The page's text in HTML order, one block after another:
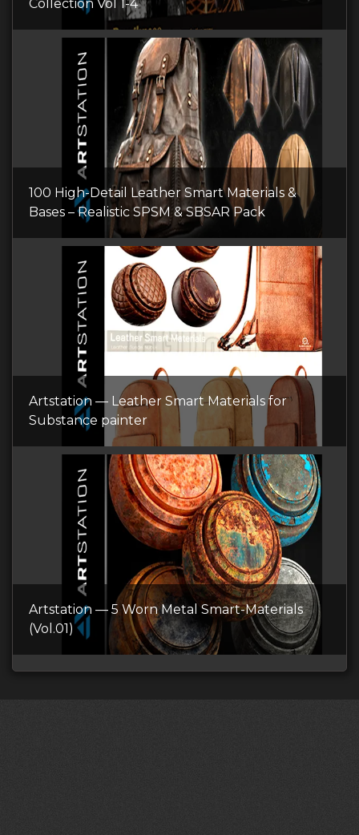
Collection Vol 1-4
100 High-Detail Leather Smart Materials &
Bases – Realistic SPSM & SBSAR Pack
Artstation — Leather Smart Materials for
Substance painter
Artstation — 5 Worn Metal Smart-Materials
(Vol.01)